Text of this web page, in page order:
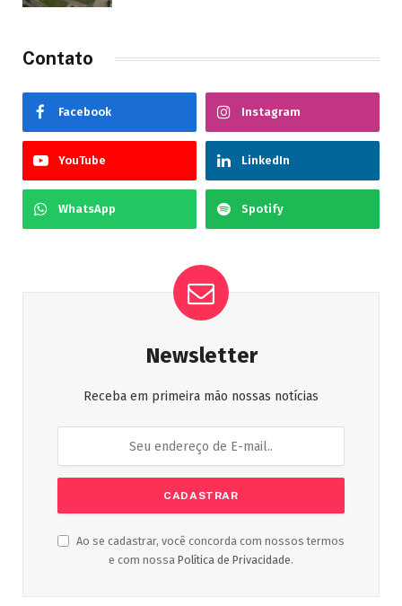
Contato
Facebook Instagram
YouTube LinkedIn
WhatsApp Spotify
Newsletter
Receba em primeira mão nossas notícias
Ao se cadastrar, você concorda com nossos termos
e com nossa Política de Privacidade.